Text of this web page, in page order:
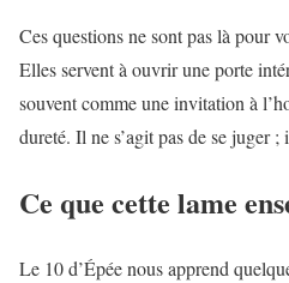
Ces questions ne sont pas là pour
Elles servent à ouvrir une porte
souvent comme une invitation à
dureté. Il ne s’agit pas de se juger ;
Ce que cette lame
Le 10 d’Épée nous apprend